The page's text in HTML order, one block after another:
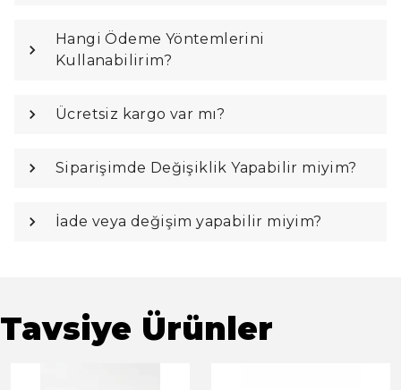
Hangi Ödeme Yöntemlerini
Kullanabilirim?
Ücretsiz kargo var mı?
Siparişimde Değişiklik Yapabilir miyim?
İade veya değişim yapabilir miyim?
Tavsiye Ürünler